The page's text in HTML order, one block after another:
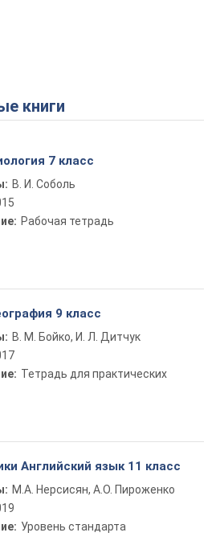
книги
7 класс
В. И. Соболь
Рабочая тетрадь
9 класс
В. М. Бойко, И. Л. Дитчук
Тетрадь для практических
Английский язык 11 класс
М.А. Нерсисян, А.О. Пироженко
Уровень стандарта